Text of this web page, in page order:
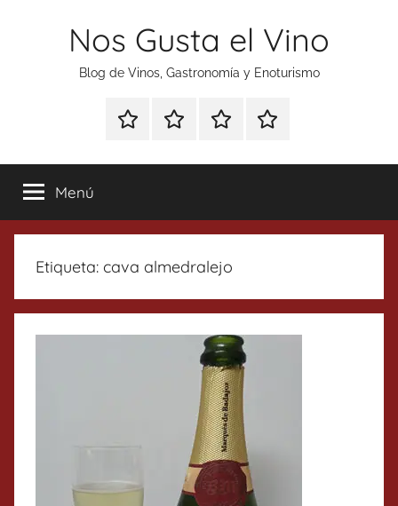
Nos Gusta el Vino
Blog de Vinos, Gastronomía y Enoturismo
Especial
Tonics
Enoturismo
Gastronomía
RankingContacto
Menú
Etiqueta: cava almedralejo